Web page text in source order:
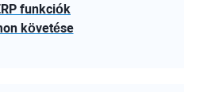
funkciók
követése